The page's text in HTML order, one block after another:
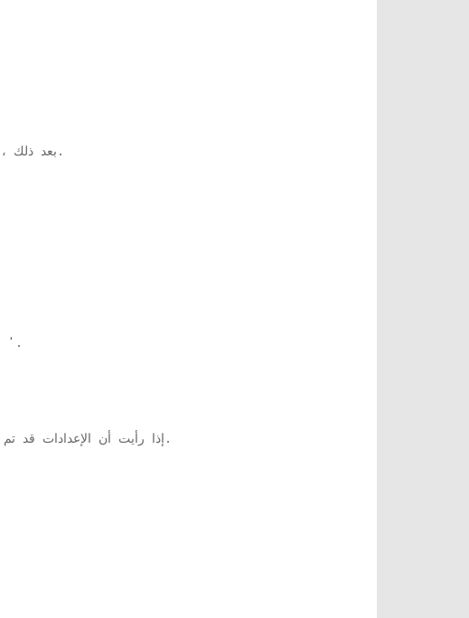
2. بعد ذلك ، قم بتشغيل المثبت على جهاز الكمبيوتر الخاص بك وأكمل عملية التثبيت على جهاز الكمبيوتر الخاص بك.
'.
إذا رأيت أن الإعدادات قد تم ضبطها بالفعل على 'تشغيل' ، فحاول تبديلها إلى 'إيقاف التشغيل' وتحقق مما إذا كان ذلك يناسبك أم لا.